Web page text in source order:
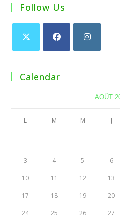
Follow Us
Calendar
AOÛT
L M M J
3 4 5 6
10 11 12 13
17 18 19 20
24 25 26 27